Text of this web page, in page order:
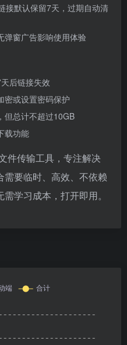
接默认保留7天，过期自动清
弹窗广告影响使用体验
后链接失效
密或设置密码保护
但总计不超过10GB
载功能
件传输工具，专注解决
要临时、高效、不依赖
学习成本，打开即用。